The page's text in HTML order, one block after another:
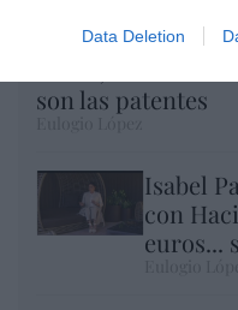
Data Deletion
son las patentes
Isabel
con
euros...